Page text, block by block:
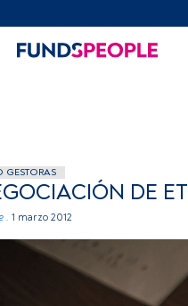
GESTORAS
DE
. 1 marzo 2012